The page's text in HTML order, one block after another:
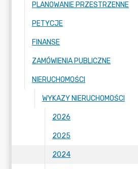
PLANOWANIE PRZESTRZENNE
PETYCJE
FINANSE
ZAMÓWIENIA PUBLICZNE
NIERUCHOMOŚCI
WYKAZY NIERUCHOMOŚCI
2026
2025
2024